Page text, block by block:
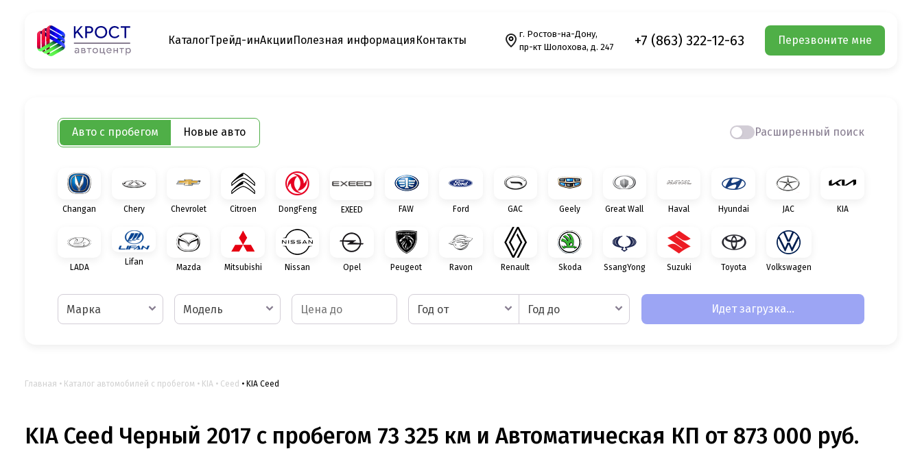
КаталогТрейд-инАкцииПолезная информация Контакты
г. Ростов-на-Дону,
пр-кт Шолохова, д. 247
+7 (863) 322-12-63 Перезвоните мне
Авто с пробегом Новые авто Расширенный поиск
Changan Chery Chevrolet Citroen DongFeng EXEED FAW Ford GAC Geely Great Wall Haval Hyundai JAC KIA
LADA
Lifan
Mazda Mitsubishi Nissan Opel Peugeot Ravon Renault Skoda SsangYong Suzuki Toyota Volkswagen
Марка Модель Год от Год до Идет загрузка...
Главная Каталог автомобилей с пробегом KIA Ceed KIA Ceed
KIA Ceed Черный 2017 с пробегом 73 325 км и Автоматическая КП от 873 000 руб.